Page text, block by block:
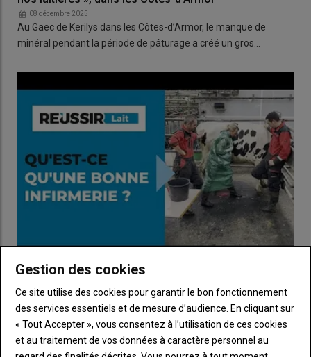
08 décembre 2025
Au Gaec de Kerilys dans les Côtes-d’Armor, le manque de
minéral pendant la période de pâturage a créé un gros…
[VIDEO] Qu'est-ce qu'une infirmerie bien conçue pour
vos vaches laitières?
21 novembre 2025
Une infirmerie bien conçue permet de bloquer une vache en
toute sécurité et de faciliter sa prise en charge…
Gestion des cookies
Ce site utilise des cookies pour garantir le bon fonctionnement
des services essentiels et de mesure d’audience. En cliquant sur
« Tout Accepter », vous consentez à l’utilisation de ces cookies
et au traitement de vos données à caractère personnel au